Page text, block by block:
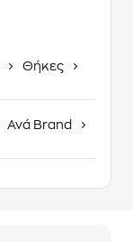
Θήκες
Ανά Brand